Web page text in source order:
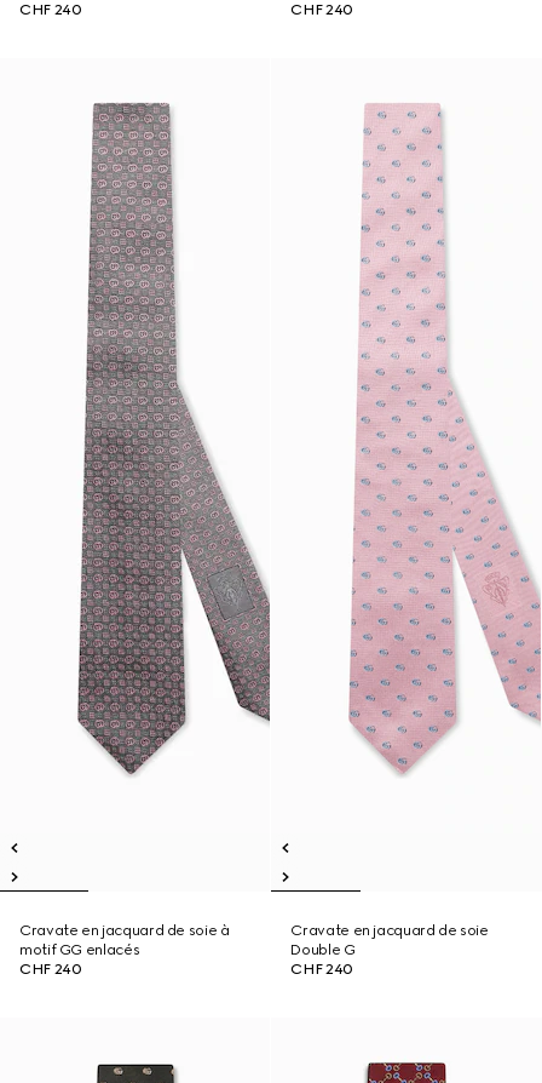
CHF 240
CHF 240
Cravate en jacquard de soie à
motif GG enlacés
CHF 240
Cravate en jacquard de soie
Double G
CHF 240